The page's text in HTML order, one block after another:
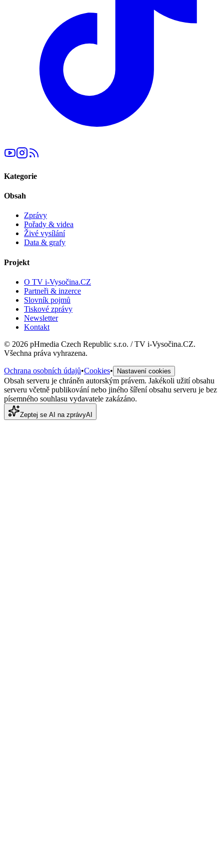
Kategorie
Obsah
Zprávy
Pořady & videa
Živé vysílání
Data & grafy
Projekt
O TV i-Vysočina.CZ
Partneři & inzerce
Slovník pojmů
Tiskové zprávy
Newsletter
Kontakt
© 2026 pHmedia Czech Republic s.r.o. / TV i-Vysočina.CZ.
Všechna práva vyhrazena.
Ochrana osobních údajů•Cookies• Nastavení cookies
Obsah serveru je chráněn autorským právem. Jakékoli užití obsahu
serveru včetně publikování nebo jiného šíření obsahu serveru je bez
písemného souhlasu vydavatele zakázáno.
Zeptej se AI na zprávyAI